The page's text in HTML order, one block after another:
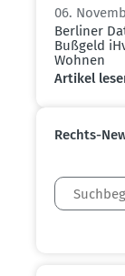
06.
Berliner
Bußgeld
Wohnen
Artikel
Rechts-